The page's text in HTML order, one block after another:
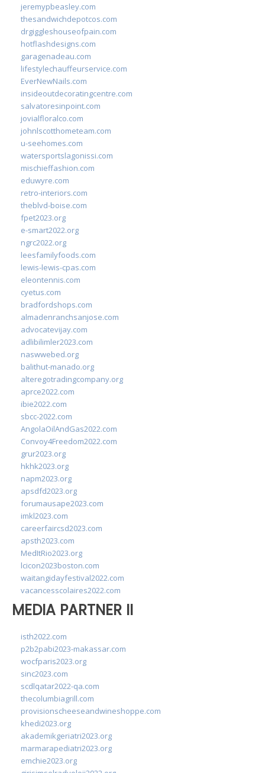
jeremypbeasley.com
thesandwichdepotcos.com
drgiggleshouseofpain.com
hotflashdesigns.com
garagenadeau.com
lifestylechauffeurservice.com
EverNewNails.com
insideoutdecoratingcentre.com
salvatoresinpoint.com
jovialfloralco.com
johnlscotthometeam.com
u-seehomes.com
watersportslagonissi.com
mischieffashion.com
eduwyre.com
retro-interiors.com
theblvd-boise.com
fpet2023.org
e-smart2022.org
ngrc2022.org
leesfamilyfoods.com
lewis-lewis-cpas.com
eleontennis.com
cyetus.com
bradfordshops.com
almadenranchsanjose.com
advocatevijay.com
adlibilimler2023.com
naswwebed.org
balithut-manado.org
alteregotradingcompany.org
aprce2022.com
ibie2022.com
sbcc-2022.com
AngolaOilAndGas2022.com
Convoy4Freedom2022.com
grur2023.org
hkhk2023.org
napm2023.org
apsdfd2023.org
forumausape2023.com
imkl2023.com
careerfaircsd2023.com
apsth2023.com
MedItRio2023.org
lcicon2023boston.com
waitangidayfestival2022.com
vacancesscolaires2022.com
MEDIA PARTNER II
isth2022.com
p2b2pabi2023-makassar.com
wocfparis2023.org
sinc2023.com
scdlqatar2022-qa.com
thecolumbiagrill.com
provisionscheeseandwineshoppe.com
khedi2023.org
akademikgeriatri2023.org
marmarapediatri2023.org
emchie2023.org